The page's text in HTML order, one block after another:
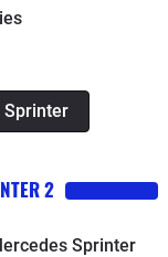
Sprinter
2
Sprinter